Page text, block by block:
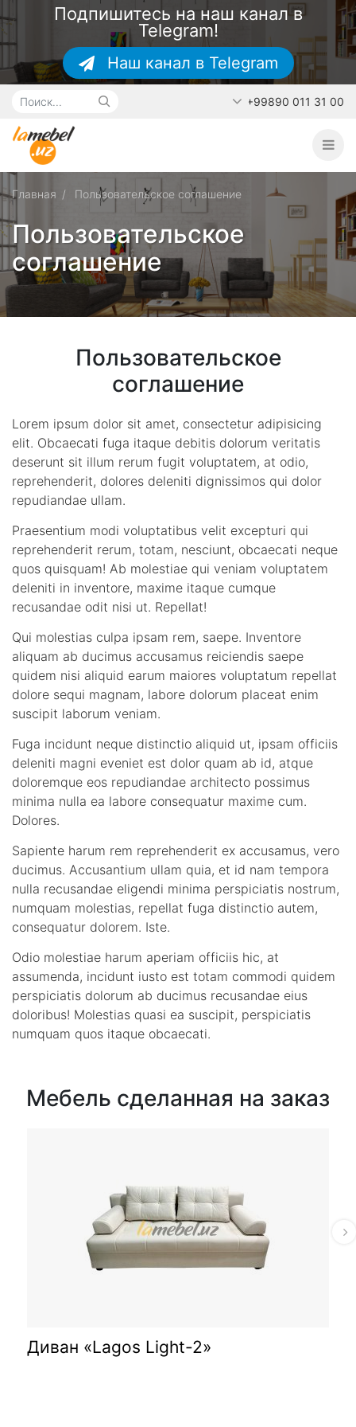
Подпишитесь на наш канал в
Telegram!
Наш канал в Telegram
Наши работы
+99890 011 31 00
Главная Пользовательское соглашение
Пользовательское
соглашение
Пользовательское
соглашение
Lorem ipsum dolor sit amet, consectetur adipisicing
elit. Obcaecati fuga itaque debitis dolorum veritatis
deserunt sit illum rerum fugit voluptatem, at odio,
reprehenderit, dolores deleniti dignissimos qui dolor
repudiandae ullam.
Praesentium modi voluptatibus velit excepturi qui
reprehenderit rerum, totam, nesciunt, obcaecati neque
quos quisquam! Ab molestiae qui veniam voluptatem
deleniti in inventore, maxime itaque cumque
recusandae odit nisi ut. Repellat!
Qui molestias culpa ipsam rem, saepe. Inventore
aliquam ab ducimus accusamus reiciendis saepe
quidem nisi aliquid earum maiores voluptatum repellat
dolore sequi magnam, labore dolorum placeat enim
suscipit laborum veniam.
Fuga incidunt neque distinctio aliquid ut, ipsam officiis
deleniti magni eveniet est dolor quam ab id, atque
doloremque eos repudiandae architecto possimus
minima nulla ea labore consequatur maxime cum.
Dolores.
Sapiente harum rem reprehenderit ex accusamus, vero
ducimus. Accusantium ullam quia, et id nam tempora
nulla recusandae eligendi minima perspiciatis nostrum,
numquam molestias, repellat fuga distinctio autem,
consequatur dolorem. Iste.
Odio molestiae harum aperiam officiis hic, at
assumenda, incidunt iusto est totam commodi quidem
perspiciatis dolorum ab ducimus recusandae eius
doloribus! Molestias quasi ea suscipit, perspiciatis
numquam quos itaque obcaecati.
Мебель сделанная на заказ
Диван «Lagos Light-2»